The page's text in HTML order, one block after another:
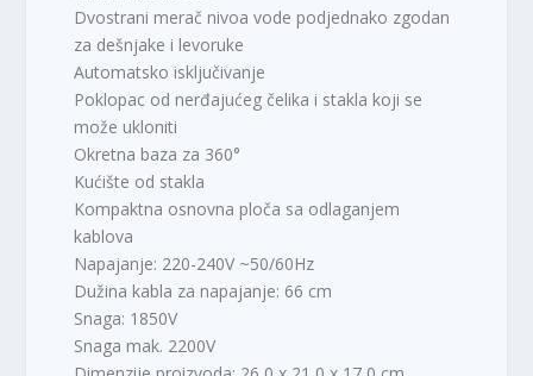
Dvostrani merač nivoa vode podjednako zgodan
za dešnjake i levoruke
Automatsko isključivanje
Poklopac od nerđajućeg čelika i stakla koji se
može ukloniti
Okretna baza za 360°
Kućište od stakla
Kompaktna osnovna ploča sa odlaganjem
kablova
Napajanje: 220-240V ~50/60Hz
Dužina kabla za napajanje: 66 cm
Snaga: 1850V
Snaga mak. 2200V